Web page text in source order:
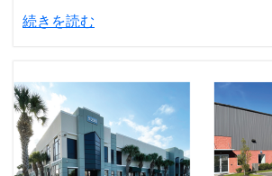
続きを読む